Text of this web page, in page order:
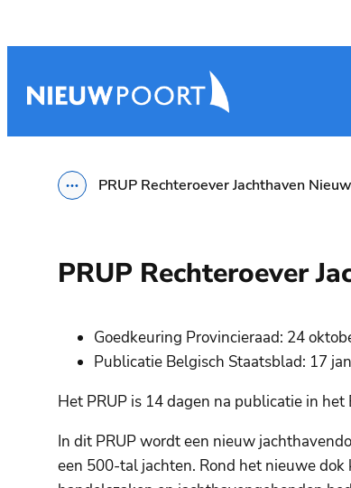
Nieuwpoort
Toon alle broodkruimel items
PRUP Rechteroever Jachthaven
PRUP Rechteroever
Goedkeuring Provincieraad: 24
Publicatie Belgisch Staatsblad: 17
Het PRUP is 14 dagen na publicatie in
In dit PRUP wordt een nieuw
een 500-tal jachten. Rond het nieuwe